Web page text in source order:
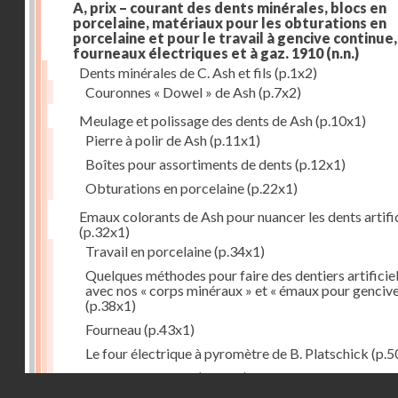
A, prix – courant des dents minérales, blocs en
porcelaine, matériaux pour les obturations en
porcelaine et pour le travail à gencive
fourneaux électriques et à gaz. 1910(n.n.)
Dents minérales de C. Ash et fils (p.1x2)
Couronnes « Dowel » de Ash(p.7x2)
Meulage et polissage des dents de Ash(p.10x1)
Pierre à polir de Ash(p.11x1)
Boîtes pour assortiments de dents (p.12x1)
Obturations en porcelaine(p.22x1)
Emaux colorants de Ash pour nuancer les dents
(p.32x1)
Travail en porcelaine(p.34x1)
Quelques méthodes pour faire des dentiers
avec nos « corps minéraux » et « émaux pour
(p.38x1)
Fourneau(p.43x1)
Le four électrique à pyromètre de B. Platschick
Pyromètre de Ash(p.53x1)